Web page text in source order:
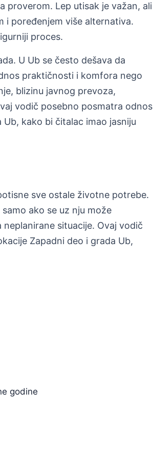
proverom. Lep utisak je važan, ali
i poređenjem više alternativa.
proces.
U Ub se često dešava da
praktičnosti i komfora nego
blizinu javnog prevoza,
vodič posebno posmatra odnos
kako bi čitalac imao jasniju
sve ostale životne potrebe.
ako se uz nju može
situacije. Ovaj vodič
Zapadni deo i grada Ub,
godine